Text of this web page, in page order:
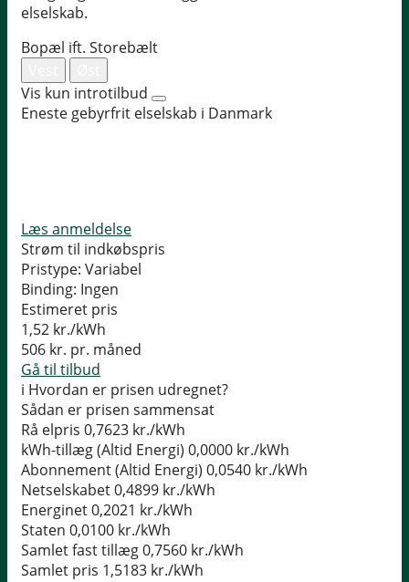
elselskab.
Bopæl ift. Storebælt
Vis kun introtilbud
Eneste gebyrfrit elselskab i Danmark
Læs anmeldelse
Strøm til indkøbspris
Pristype: Variabel
Binding: Ingen
Estimeret pris
1,52 kr./kWh
506 kr. pr. måned
Gå til tilbud
i Hvordan er prisen udregnet?
Sådan er prisen sammensat
Rå elpris 0,7623 kr./kWh
kWh-tillæg (Altid Energi) 0,0000 kr./kWh
Abonnement (Altid Energi) 0,0540 kr./kWh
Netselskabet0,4899 kr./kWh
Energinet0,2021 kr./kWh
Staten 0,0100 kr./kWh
Samlet fast tillæg0,7560 kr./kWh
Samlet pris 1,5183 kr./kWh